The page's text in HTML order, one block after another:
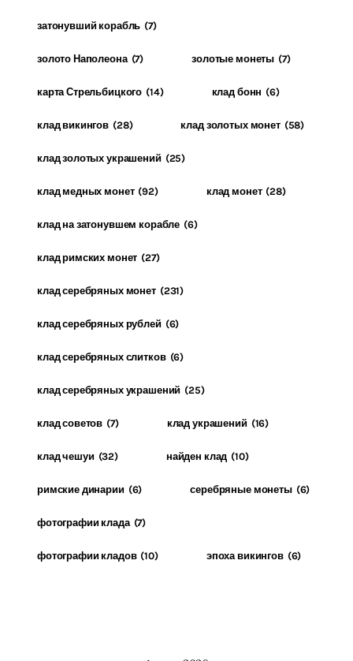
затонувший корабль (7)
золото Наполеона (7) золотые монеты (7)
карта Стрельбицкого (14) клад бонн (6)
клад викингов (28) клад золотых монет (58)
клад золотых украшений (25)
клад медных монет (92) клад монет (28)
клад на затонувшем корабле (6)
клад римских монет (27)
клад серебряных монет (231)
клад серебряных рублей (6)
клад серебряных слитков (6)
клад серебряных украшений (25)
клад советов (7) клад украшений (16)
клад чешуи (32) найден клад (10)
римские динарии (6) серебряные монеты (6)
фотографии клада (7)
фотографии кладов (10) эпоха викингов (6)